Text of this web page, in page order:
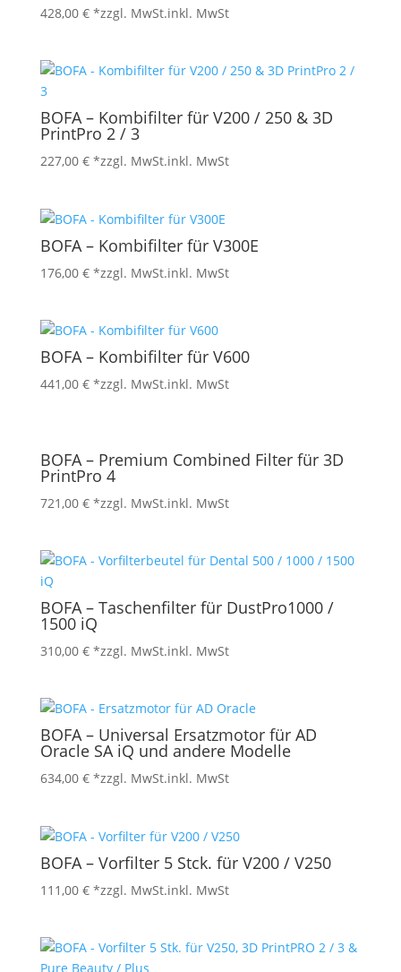
428,00 € *zzgl. MwSt.inkl. MwSt
BOFA – Kombifilter für V200 / 250 & 3D
PrintPro 2 / 3
227,00 € *zzgl. MwSt.inkl. MwSt
BOFA – Kombifilter für V300E
176,00 € *zzgl. MwSt.inkl. MwSt
BOFA – Kombifilter für V600
441,00 € *zzgl. MwSt.inkl. MwSt
BOFA – Premium Combined Filter für 3D
PrintPro 4
721,00 € *zzgl. MwSt.inkl. MwSt
BOFA – Taschenfilter für DustPro1000 /
1500 iQ
310,00 € *zzgl. MwSt.inkl. MwSt
BOFA – Universal Ersatzmotor für AD
Oracle SA iQ und andere Modelle
634,00 € *zzgl. MwSt.inkl. MwSt
BOFA – Vorfilter 5 Stck. für V200 / V250
111,00 € *zzgl. MwSt.inkl. MwSt